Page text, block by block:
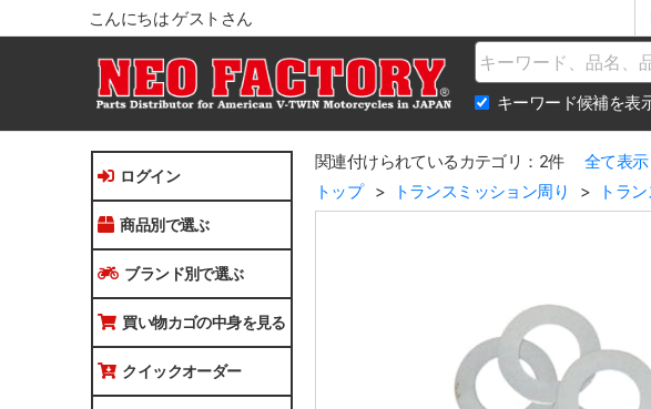
こんにちは ゲストさん
Name
キーワード候補を表
ログイン
商品別で選ぶ
ブランド別で選ぶ
買い物カゴの中身を見る
クイックオーダー
関連付けられているカテゴリ：2件
全て表示
トップ
トランスミッション周り トラ